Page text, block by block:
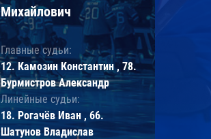
Михайлович
Главные судьи:
12. Камозин Константин , 78.
Бурмистров Александр
Линейные судьи:
18. Рогачёв Иван , 66.
Шатунов Владислав